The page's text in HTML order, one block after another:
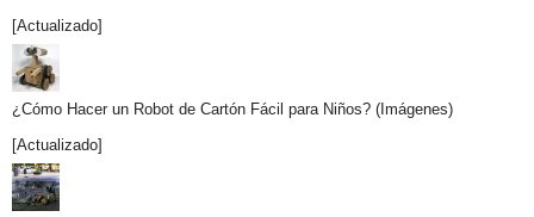
[Actualizado]
¿Cómo Hacer un Robot de Cartón Fácil para Niños? (Imágenes)
[Actualizado]